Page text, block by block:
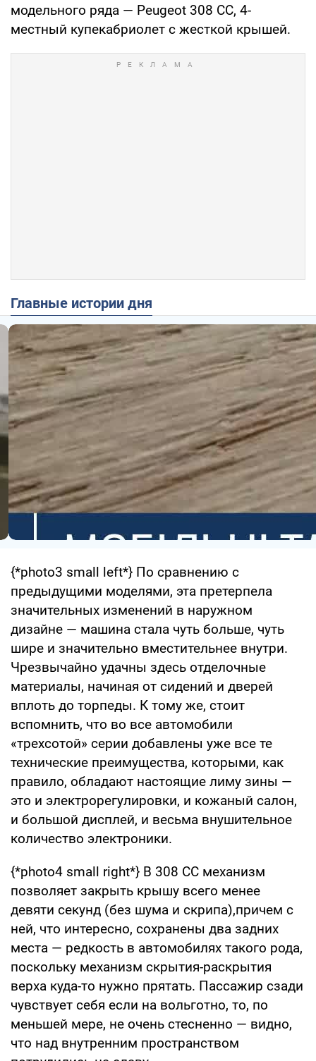
модельного ряда — Peugeot 308 CC, 4-
местный купекабриолет с жесткой крышей.
Главные истории дня
{*photo3 small left*} По сравнению с
предыдущими моделями, эта претерпела
значительных изменений в наружном
дизайне — машина стала чуть больше, чуть
шире и значительно вместительнее внутри.
Чрезвычайно удачны здесь отделочные
материалы, начиная от сидений и дверей
вплоть до торпеды. К тому же, стоит
вспомнить, что во все автомобили
«трехсотой» серии добавлены уже все те
технические преимущества, которыми, как
правило, обладают настоящие лиму зины —
это и электрорегулировки, и кожаный салон,
и большой дисплей, и весьма внушительное
количество электроники.
{*photo4 small right*} В 308 СС механизм
позволяет закрыть крышу всего менее
девяти секунд (без шума и скрипа),причем с
ней, что интересно, сохранены два задних
места — редкость в автомобилях такого рода,
поскольку механизм скрытия-раскрытия
верха куда-то нужно прятать. Пассажир сзади
чувствует себя если на вольготно, то, по
меньшей мере, не очень стесненно — видно,
что над внутренним пространством